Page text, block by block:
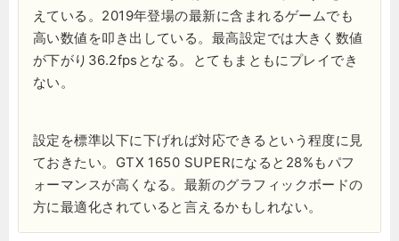
えている。2019年登場の最新に含まれるゲームでも
高い数値を叩き出している。最高設定では大きく数値
が下がり36.2fpsとなる。とてもまともにプレイでき
ない。
設定を標準以下に下げれば対応できるという程度に見
ておきたい。GTX 1650 SUPERになると28%もパフ
ォーマンスが高くなる。最新のグラフィックボードの
方に最適化されていると言えるかもしれない。